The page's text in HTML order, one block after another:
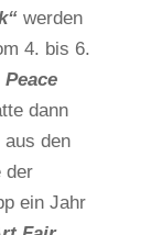
werden
4. bis 6.
dann
den
der
ein Jahr